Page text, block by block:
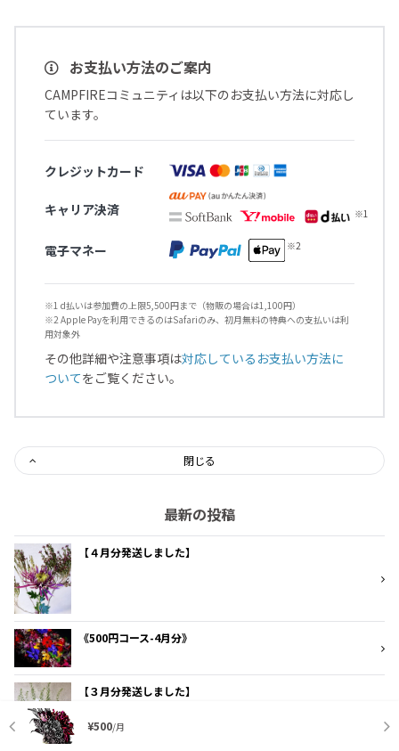
¥500/月
お支払い方法のご案内
CAMPFIREコミュニティは以下のお支払い方法に対応し
ています。
クレジットカード
キャリア決済
電子マネー
※1 d払いは参加費の上限5,500円まで（物販の場合は1,100円）
※2 Apple Payを利用できるのはSafariのみ、初月無料の特典への支払いは利
用対象外
その他詳細や注意事項は対応しているお支払い方法に
ついてをご覧ください。
閉じる
最新の投稿
【４月分発送しました】
《500円コース-4月分》
【３月分発送しました】